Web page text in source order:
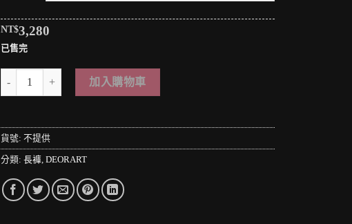
NT$3,280
已售完
＊MINI PUNK LOLO＊日本龐克視覺-異次元空間の暗黑異能者雙線條個性合身
加入購物車
貨號: 不提供
分類: 長褲 DEORART